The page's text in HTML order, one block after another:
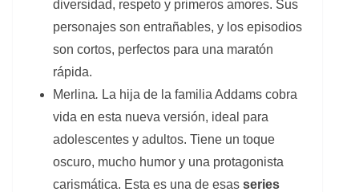
diversidad, respeto y primeros amores. Sus
personajes son entrañables, y los episodios
son cortos, perfectos para una maratón
rápida.
Merlina. La hija de la familia Addams cobra
vida en esta nueva versión, ideal para
adolescentes y adultos. Tiene un toque
oscuro, mucho humor y una protagonista
carismática. Esta es una de esas series